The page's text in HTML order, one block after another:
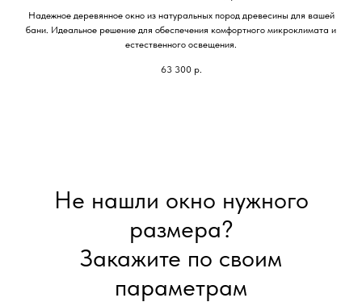
Надежное деревянное окно из натуральных пород древесины для вашей
бани. Идеальное решение для обеспечения комфортного микроклимата и
естественного освещения.
63 300 р.
Не нашли окно нужного
размера?
Закажите по своим
параметрам